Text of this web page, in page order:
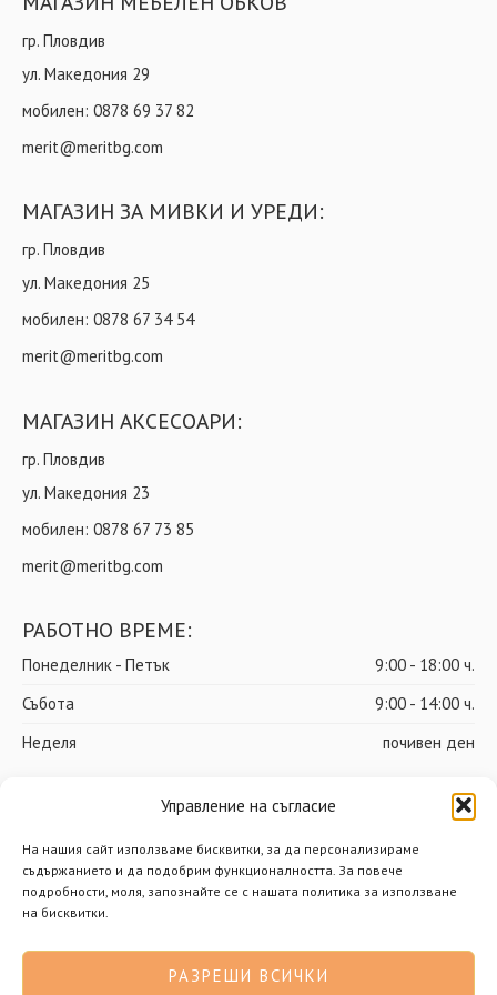
Управление на съгласие
На нашия сайт използваме бисквитки, за да персонализираме
съдържанието и да подобрим функционалността. За повече
подробности, моля, запознайте се с нашата политика за използване
на бисквитки.
РАЗРЕШИ ВСИЧКИ
гр. Пловдив
ул. Македония 29
мобилен: 0878 69 37 82
merit@meritbg.com
МАГАЗИН ЗА МИВКИ И УРЕДИ:
гр. Пловдив
ул. Македония 25
мобилен: 0878 67 34 54
merit@meritbg.com
МАГАЗИН АКСЕСОАРИ:
гр. Пловдив
ул. Македония 23
мобилен: 0878 67 73 85
merit@meritbg.com
РАБОТНО ВРЕМЕ:
Понеделник - Петък
9:00 - 18:00 ч.
Събота
9:00 - 14:00 ч.
Неделя
почивен ден
Доставки Общи условия
Разработено от Нимасистъмс